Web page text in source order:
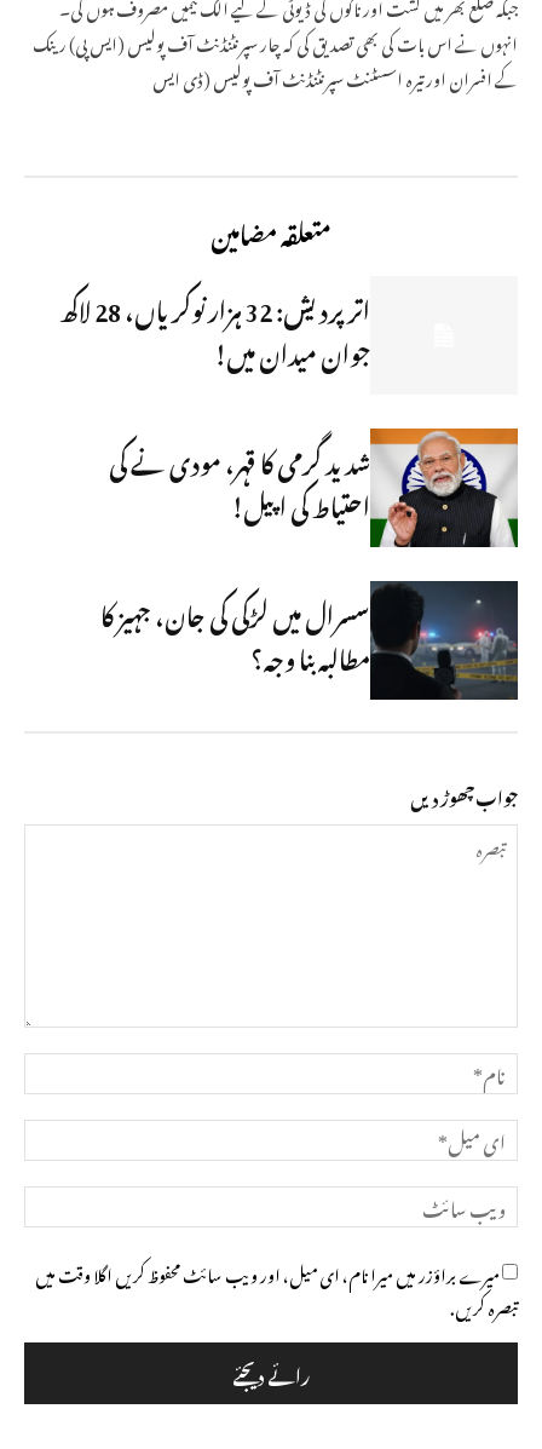
انہوں نے اس بات کی بھی تصدیق کی کہ چار سپرنٹنڈنٹ آف پولیس (ایس پی) رینک
کے افسران اور تیرہ اسسٹنٹ سپرنٹنڈنٹ آف پولیس (ڈی ایس
متعلقہ مضامین
اتر پردیش: 32 ہزار نوکریاں، 28 لاکھ
جوان میدان میں!
شدید گرمی کا قہر، مودی نے کی
احتیاط کی اپیل!
سسرال میں لڑکی کی جان، جہیز کا
مطالبہ بنا وجہ؟
جواب چھوڑ دیں
تبصرہ
نام*
ای
میل*
ویب
سائٹ
میرے براؤزر میں میرا نام، ای میل، اور ویب سائٹ محفوظ کریں اگلا وقت میں
تبصرہ کریں.